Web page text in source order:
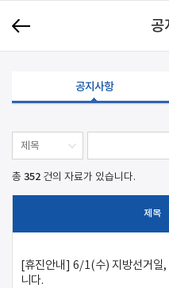
공
공지사항
총 352 건의 자료가 있습니다.
제목
[휴진안내] 6/1(수) 지방선거일
니다.